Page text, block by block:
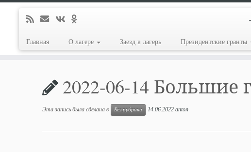
Главная О лагере Заезд в лагерь Президентские гранты
2022-06-14 Большие
Эта запись была сделана в Без рубрики 14.06.2022 anton